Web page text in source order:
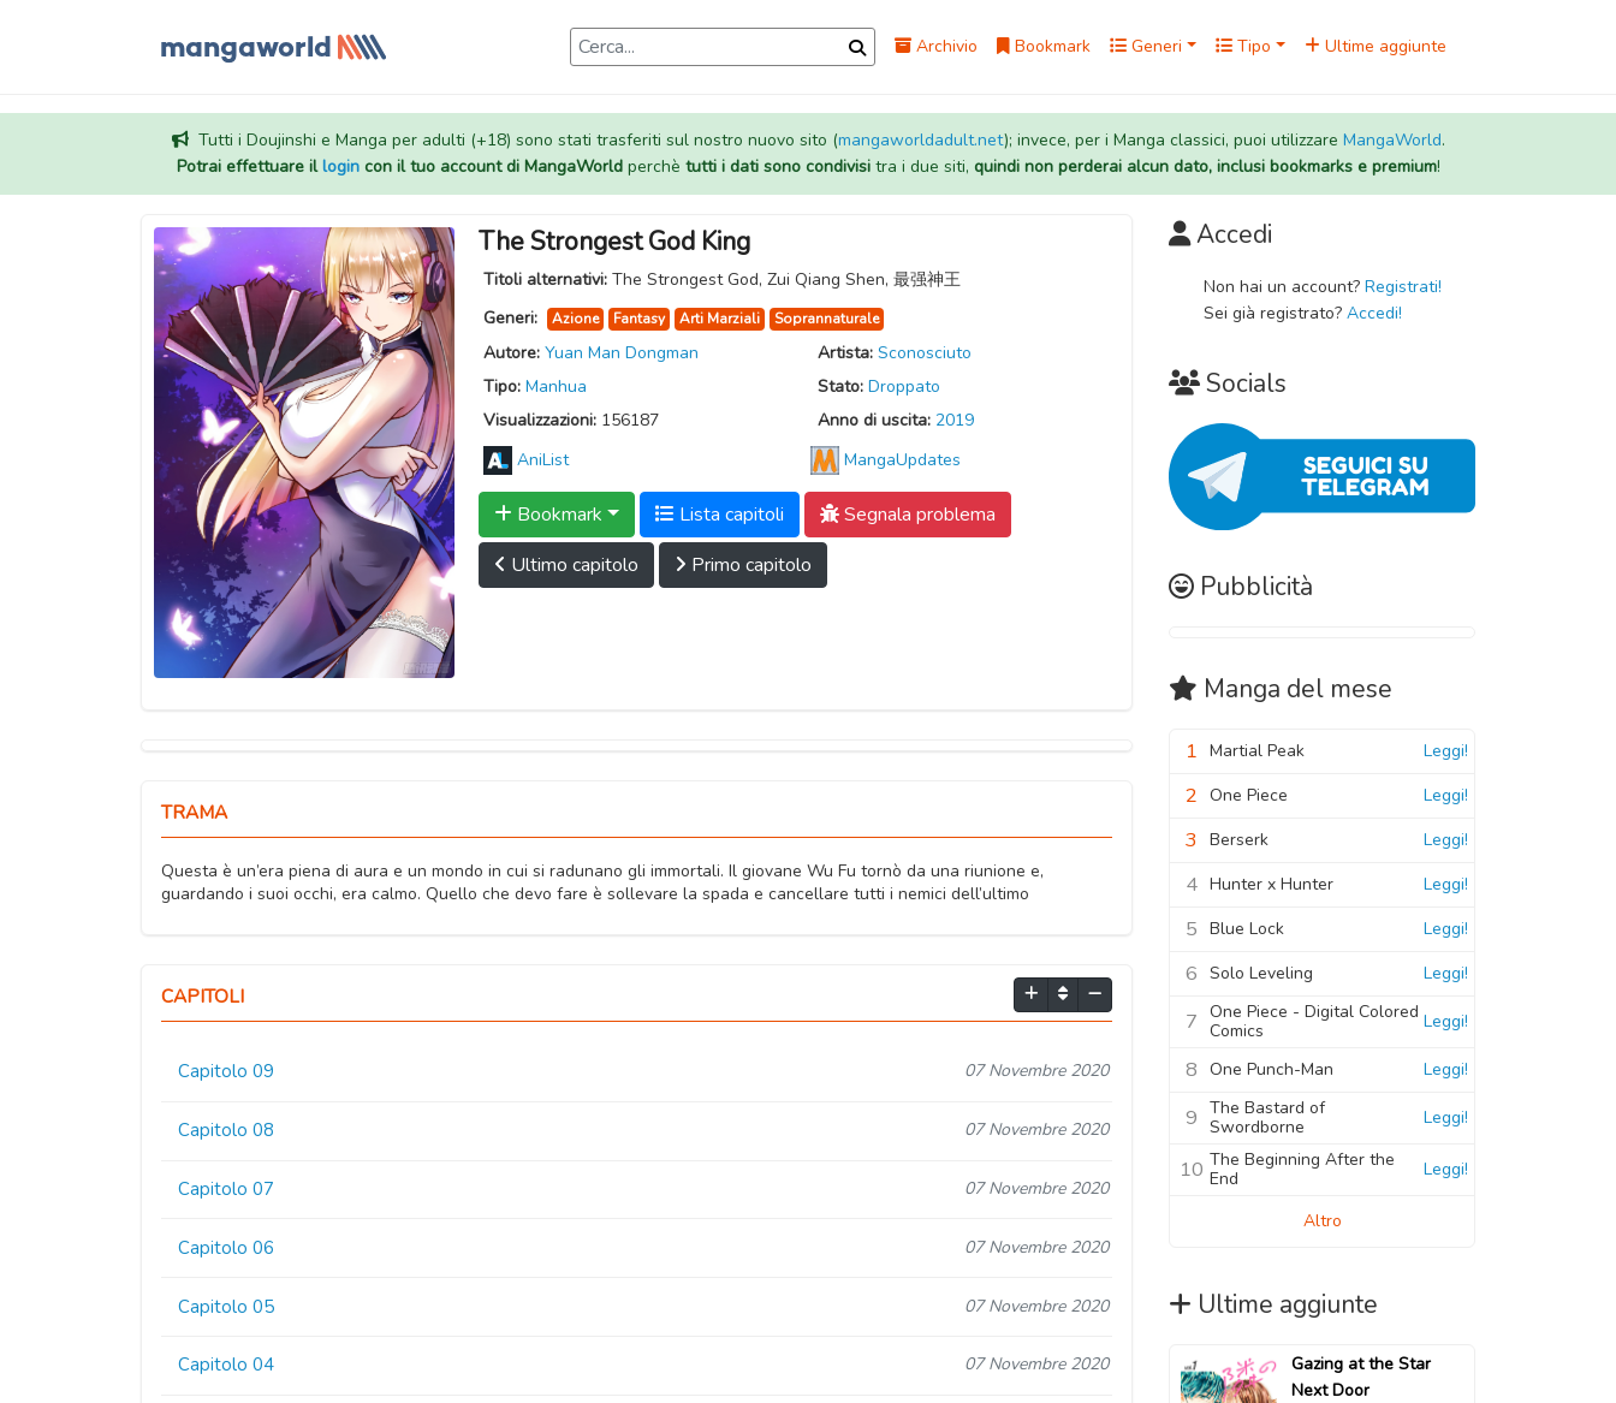
Archivio Bookmark Generi Tipo Ultime aggiunte
Tutti i Doujinshi e Manga per adulti (+18) sono stati trasferiti sul nostro nuovo sito (mangaworldadult.net); invece, per i Manga classici, puoi utilizzare MangaWorld.
Potrai effettuare illogincon il tuo account di MangaWorldperchè tutti i dati sono condivisitra i due siti, quindi non perderai alcun dato, inclusi bookmarks e premium!
The Strongest God King
Titoli alternativi: The Strongest God, Zui Qiang Shen, 最强神王
Generi:
Azione Fantasy Arti Marziali Soprannaturale
Autore: Yuan Man Dongman Artista: Sconosciuto
Tipo: Manhua Stato: Droppato
Visualizzazioni: 156187 Anno di uscita: 2019
AniList
MangaUpdates
Bookmark Lista capitoli
Segnala problema
Ultimo capitolo
Primo capitolo
TRAMA
Questa è un’era piena di aura e un mondo in cui si radunano gli immortali. Il giovane Wu Fu tornò da una riunione e,
guardando i suoi occhi, era calmo. Quello che devo fare è sollevare la spada e cancellare tutti i nemici dell’ultimo
CAPITOLI
Capitolo 09 07 Novembre 2020
Capitolo 08 07 Novembre 2020
Capitolo 07 07 Novembre 2020
Capitolo 06 07 Novembre 2020
Capitolo 05 07 Novembre 2020
Capitolo 04 07 Novembre 2020
Accedi
Non hai un account? Registrati!
Sei già registrato? Accedi!
Socials
Pubblicità
Manga del mese
1 Martial Peak Leggi!
2 One Piece Leggi!
3 Berserk Leggi!
4 Hunter x Hunter Leggi!
5 Blue Lock Leggi!
6 Solo Leveling Leggi!
7 One Piece - Digital Colored
Comics
Leggi!
8 One Punch-Man Leggi!
9 The Bastard of
Swordborne
Leggi!
10 The Beginning After the
End
Leggi!
Altro
Ultime aggiunte
Gazing at the Star
Next Door